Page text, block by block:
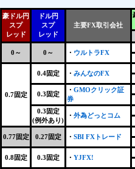
豪ドル円
スプ
レッド
ドル円
スプ
レッド
主要FX取引会社
0～ 0～ ・ ウルトラFX
0.7固定
0.4固定 ・ みんなのFX
0.3固定
・ GMOクリック証
券
0.3固定
(例外あり)
・ 外為どっとコム
0.77固定 0.27固定 ・ SBI FXトレード
0.8固定 0.3固定 ・ YJFX!